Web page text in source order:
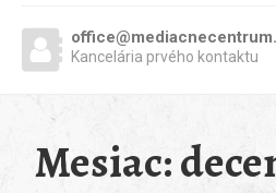
Kancelária prvého kontaktu
Mesiac: